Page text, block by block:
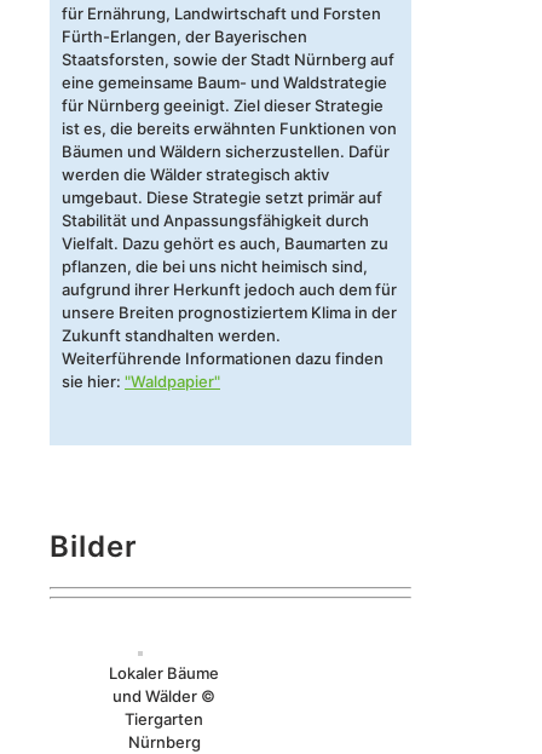
für Ernährung, Landwirtschaft und Forsten
Fürth-Erlangen, der Bayerischen
Staatsforsten, sowie der Stadt Nürnberg auf
eine gemeinsame Baum- und Waldstrategie
für Nürnberg geeinigt. Ziel dieser Strategie
ist es, die bereits erwähnten Funktionen von
Bäumen und Wäldern sicherzustellen. Dafür
werden die Wälder strategisch aktiv
umgebaut. Diese Strategie setzt primär auf
Stabilität und Anpassungsfähigkeit durch
Vielfalt. Dazu gehört es auch, Baumarten zu
pflanzen, die bei uns nicht heimisch sind,
aufgrund ihrer Herkunft jedoch auch dem für
unsere Breiten prognostiziertem Klima in der
Zukunft standhalten werden.
Weiterführende Informationen dazu finden
sie hier: "Waldpapier"
Bilder
Lokaler Bäume
und Wälder ©
Tiergarten
Nürnberg